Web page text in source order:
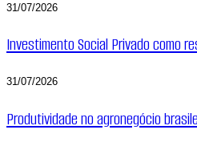
31/07/2026
Investimento Social Privado como
31/07/2026
Produtividade no agronegócio